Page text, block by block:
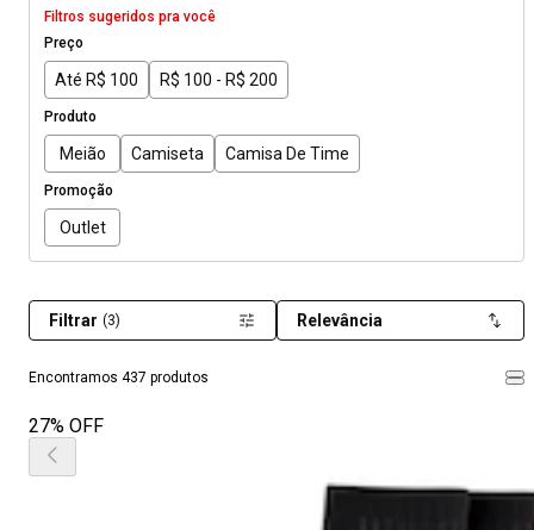
Filtros sugeridos pra você
Preço
Até R$ 100 R$ 100 - R$ 200
Produto
Meião Camiseta Camisa De Time
Promoção
Outlet
Encontramos 437 produtos
Filtrar (3) Relevância
27% OFF